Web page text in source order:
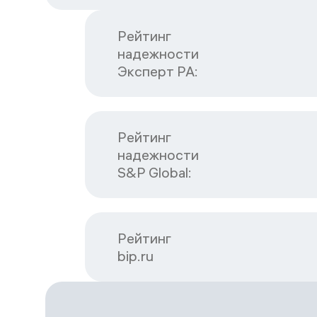
Рейтинг
надежности
Эксперт РА:
Рейтинг
надежности
S&P Global:
Рейтинг
bip.ru